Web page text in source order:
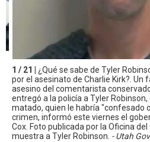
1 / 21 | ¿Qué se sabe de Tyler
por el asesinato de Charlie Kirk?. Un
asesino del comentarista
entregó a la policía a Tyler
matado, quien le habría "confesado
crimen, informó este viernes el
Cox. Foto publicada por la Oficina
muestra a Tyler Robinson. - Utah